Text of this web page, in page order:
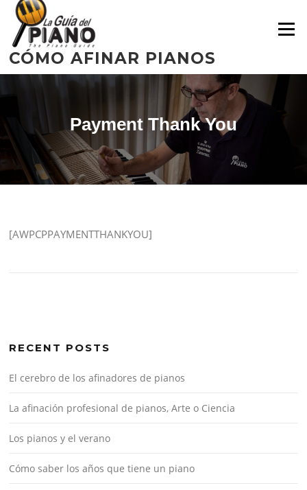
Skip
content
CÓMO AFINAR PIANOS
Menu
Payment Thank You
[AWPCPPAYMENTTHANKYOU]
RECENT POSTS
El cerebro de los afinadores de pianos
La afinación profesional de pianos, Arte o Ciencia
Los pianos y el verano
Cómo saber los años que tiene un piano